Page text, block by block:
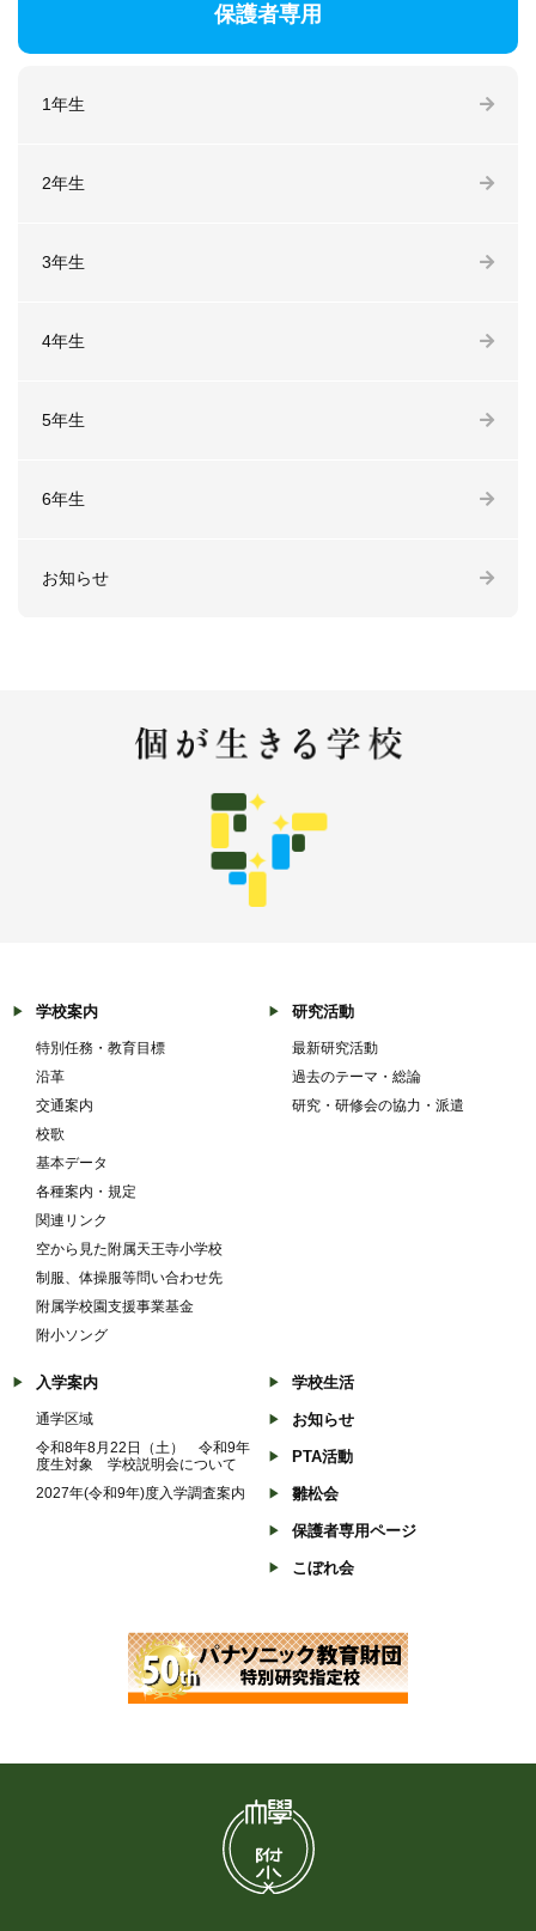
保護者専用
1年生
2年生
3年生
4年生
5年生
6年生
お知らせ
学校案内
特別任務・教育目標
沿革
交通案内
校歌
基本データ
各種案内・規定
関連リンク
空から見た附属天王寺小学校
制服、体操服等問い合わせ先
附属学校園支援事業基金
附小ソング
研究活動
最新研究活動
過去のテーマ・総論
研究・研修会の協力・派遣
入学案内
通学区域
令和8年8月22日（土） 令和9年
度生対象 学校説明会について
2027年(令和9年)度入学調査案内
学校生活
お知らせ
PTA活動
雛松会
保護者専用ページ
こぼれ会